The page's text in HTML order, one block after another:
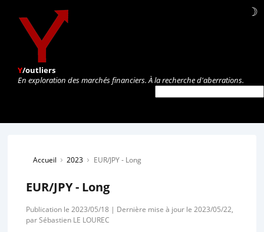
☽
Y/outliers
En exploration des marchés financiers. À la recherche d'aberrations.
Accueil › 2023 › EUR/JPY - Long
EUR/JPY - Long
Publication le 2023/05/18 | Dernière mise à jour le 2023/05/22,
par Sébastien LE LOUREC